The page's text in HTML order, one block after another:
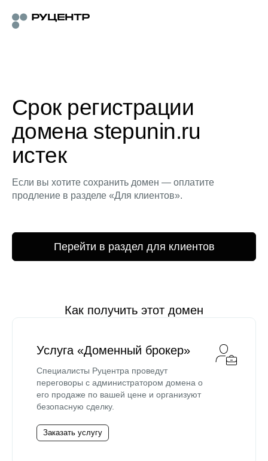
Срок регистрации
домена stepunin.ru
истек
Если вы хотите сохранить домен — оплатите
продление в разделе «Для клиентов».
Перейти в раздел для клиентов
Как получить этот домен
Услуга «Доменный брокер»
Специалисты Руцентра проведут
переговоры с администратором домена о
его продаже по вашей цене и организуют
безопасную сделку.
Заказать услугу